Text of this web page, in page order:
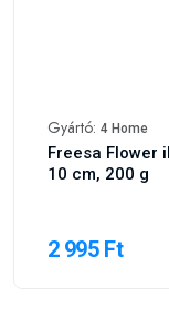
Gyártó: 4 Home
Freesa Flower
10 cm, 200 g
2 995 Ft